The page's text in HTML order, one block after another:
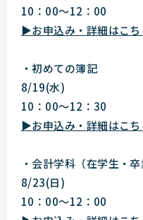
10：00～12：00
▶お申込み・詳細はこち
・初めての簿記
8/19(水)
10：00～12：30
▶お申込み・詳細はこち
・会計学科（在学生・
8/23(日)
10：00～12：00